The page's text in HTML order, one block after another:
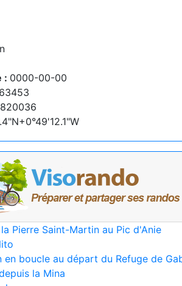
: 0000-00-00
Pierre Saint-Martin au Pic d'Anie
en boucle au départ du Refuge de
la Mina